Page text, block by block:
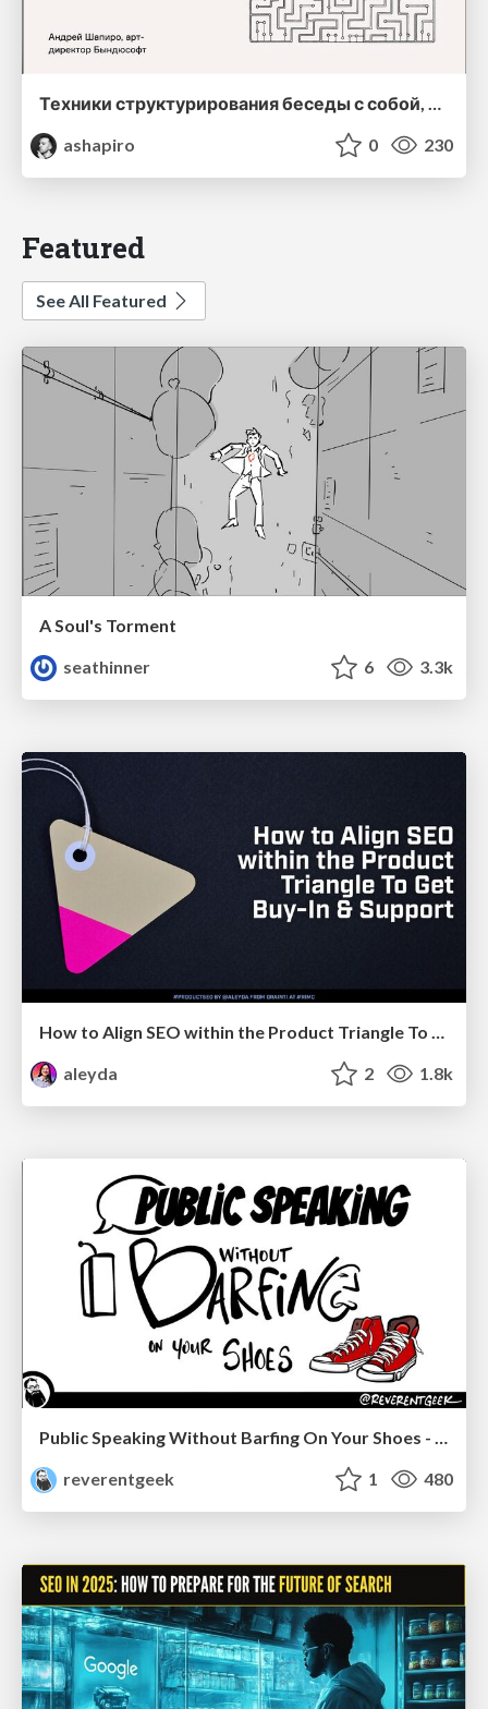
Техники структурирования беседы с собой, заказчиком и командо
ashapiro
0 230
Featured
See All Featured
A Soul's Torment
seathinner
6 3.3k
How to Align SEO within the Product Triangle To Get Buy-In & Support - #RIMC
aleyda
2 1.8k
Public Speaking Without Barfing On Your Shoes - THAT 2023
reverentgeek
1 480